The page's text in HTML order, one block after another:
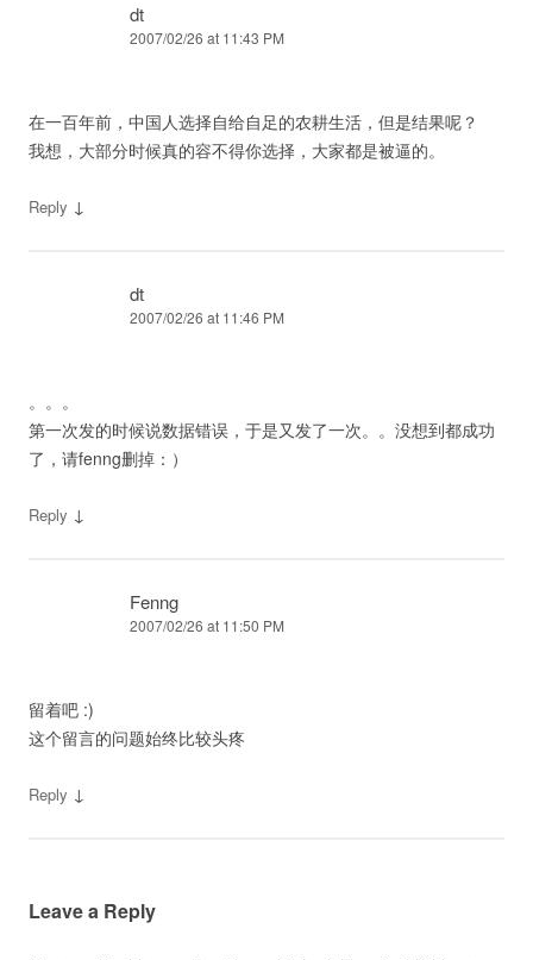
dt
2007/02/26 at 11:43 PM
在一百年前，中国人选择自给自足的农耕生活，但是结果呢？
我想，大部分时候真的容不得你选择，大家都是被逼的。
Reply ↓
dt
2007/02/26 at 11:46 PM
。。。
第一次发的时候说数据错误，于是又发了一次。。没想到都成功
了，请fenng删掉：）
Reply ↓
Fenng
2007/02/26 at 11:50 PM
留着吧 :)
这个留言的问题始终比较头疼
Reply ↓
Leave a Reply